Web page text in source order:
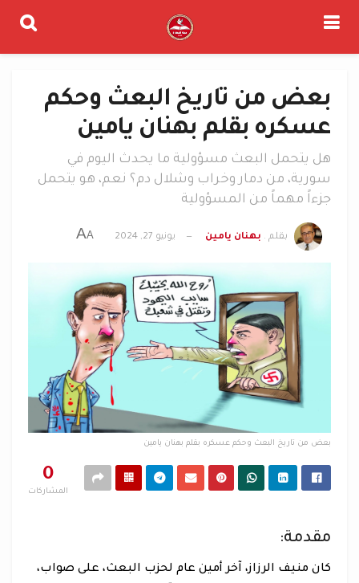
بعض من تاريخ البعث وحكم
عسكره بقلم بهنان يامين
هل يتحمل البعث مسؤولية ما يحدث اليوم في
سورية، من دمار وخراب وشلال دم؟ نعم، هو يتحمل
جزءاً مهماً من المسؤولية
بقلم . بهنان يامين يونيو 27, 2024 A
A
بعض من تاريخ البعث وحكم عسكره بقلم بهنان يامين
0
المشاركات
مقدمة:
كان منيف الرزاز، آخر أمين عام لحزب البعث، على صواب،